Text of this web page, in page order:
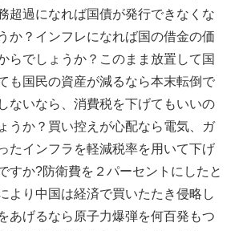
超過になれば国債が発行できなくな
か？インフレになれば国の借金の価
らでしょうか？このまま放置して国
も国民の資産が減るなら本末転倒で
ないなら、消費税を下げてもいいの
うか？買い控えが心配なら電気、ガ
たインフラを軽減税率を用いて下げ
すか?防衛費を２パーセントにしたと
より中国は経済で買いたたき侵略し
あげるなら原子力爆弾を何百発もつ